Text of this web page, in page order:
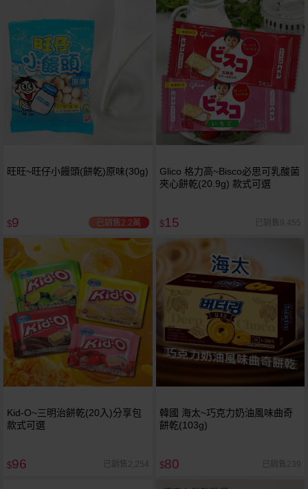
旺旺~旺仔小饅頭(餅乾)原味(30g)
$9 已銷售2.2萬
Glico 格力高~Bisco必思可乳酸菌
夾心餅乾(20.9g) 款式可選
$15 已銷售9,455
Kid-O~三明治餅乾(20入)分享包
款式可選
$96 已銷售2,254
韓國 海太~巧克力奶油風味曲奇
餅乾(103g)
$80 已銷售239